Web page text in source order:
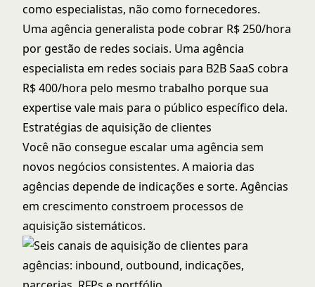
como especialistas, não como fornecedores.
Uma agência generalista pode cobrar R$ 250/hora
por gestão de redes sociais. Uma agência
especialista em redes sociais para B2B SaaS cobra
R$ 400/hora pelo mesmo trabalho porque sua
expertise vale mais para o público específico dela.
Estratégias de aquisição de clientes
Você não consegue escalar uma agência sem
novos negócios consistentes. A maioria das
agências depende de indicações e sorte. Agências
em crescimento constroem processos de
aquisição sistemáticos.